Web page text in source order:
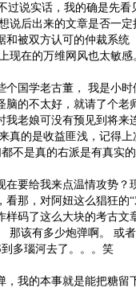
过说实话，我的确是先
说后出来的文章是否一
和被双方认可的仲裁系统
现在的万维网风也太敏感
个国学老古董， 我是小
脑的不太好，就请了个老
我老娘可没有预见到将来
真的是收益匪浅，记得
不是真的右派是有真实
在要给我来点温情攻势？
那，对阿妞这么猖狂的
样码了这么大块的考古文
那该有多少炮弹啊。 或
多瑙河去了。。。笑
，我的本事就是能把糖留